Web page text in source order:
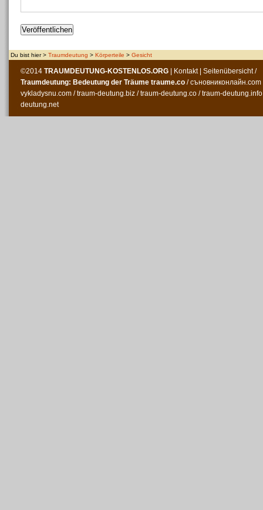
Du bist hier > Traumdeutung > Körperteile > Gesicht
©2014 TRAUMDEUTUNG-KOSTENLOS.ORG Kontakt| Seitenübersicht/
Traumdeutung: Bedeutung der Träume traume.co /съновниконлайн.com
vykladysnu.com /traum-deutung.biz /traum-deutung.co /traum-deutung.info
deutung.net